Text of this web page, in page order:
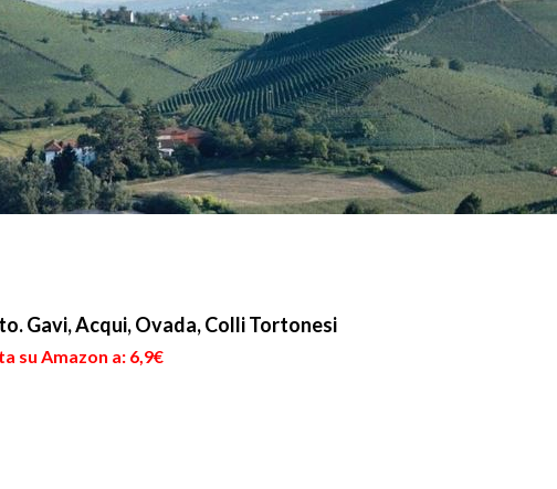
Gavi, Acqui, Ovada, Colli Tortonesi
su Amazon a: 6,9€